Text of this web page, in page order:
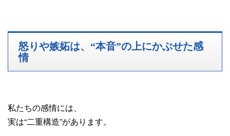
怒りや嫉妬は、“本音”の上にかぶせた感
情
私たちの感情には、
実は“二重構造”があります。